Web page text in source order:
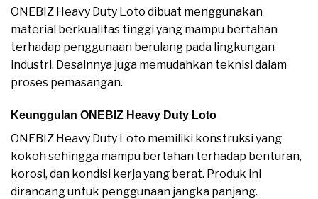
ONEBIZ Heavy Duty Loto dibuat menggunakan
material berkualitas tinggi yang mampu bertahan
terhadap penggunaan berulang pada lingkungan
industri. Desainnya juga memudahkan teknisi dalam
proses pemasangan.
Keunggulan ONEBIZ Heavy Duty Loto
ONEBIZ Heavy Duty Loto memiliki konstruksi yang
kokoh sehingga mampu bertahan terhadap benturan,
korosi, dan kondisi kerja yang berat. Produk ini
dirancang untuk penggunaan jangka panjang.